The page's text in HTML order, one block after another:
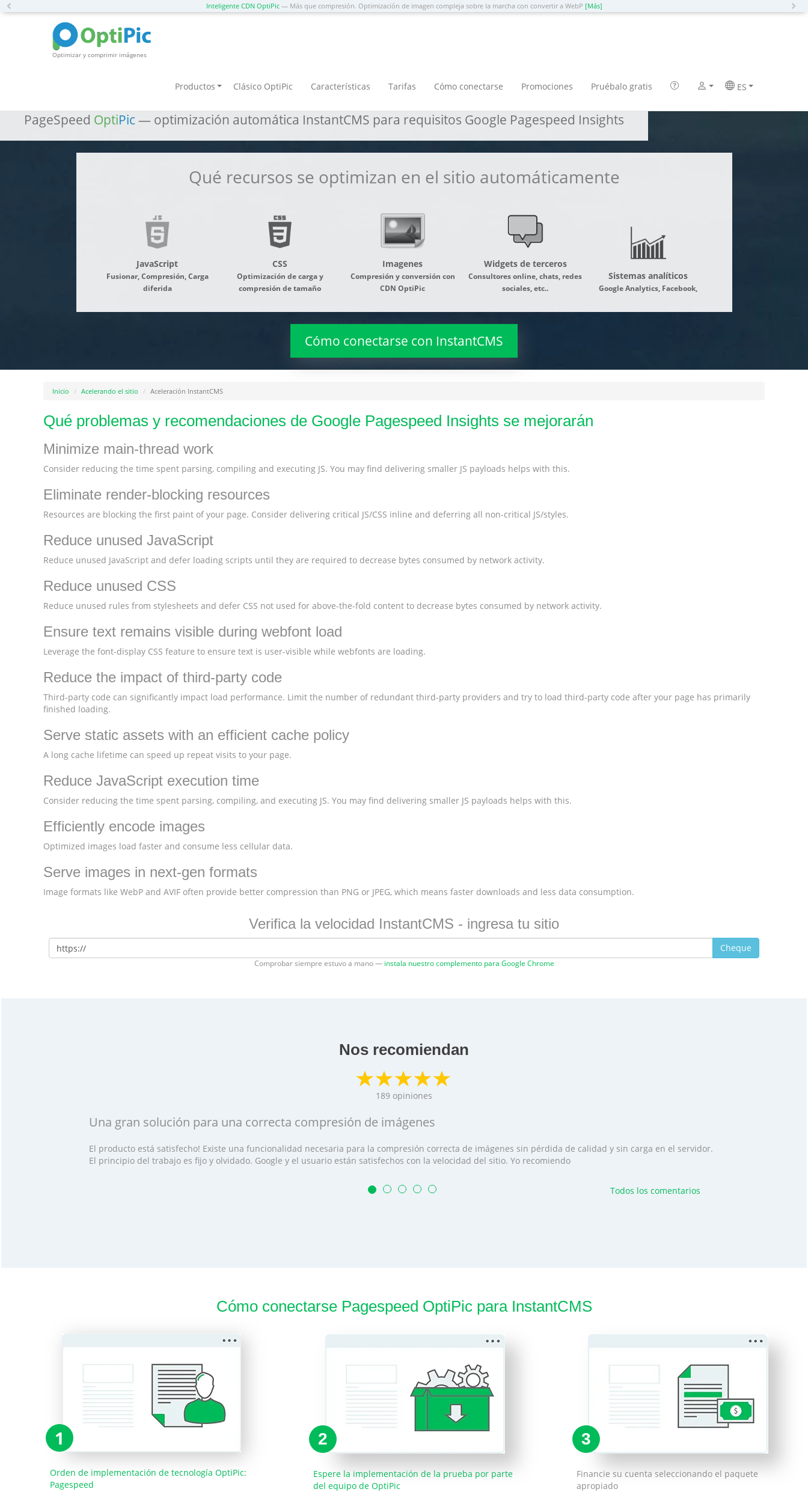
Inteligente CDN OptiPic— Más que compresión. Optimización de imagen compleja sobre la marcha con convertir a WebP [Más]
Optimizar y comprimir imágenes
Productos Clásico OptiPic Características Tarifas Cómo conectarse Promociones Pruébalo gratis ES
Acelere InstantCMS: tecnología probada
PageSpeed OptiPic — optimización automática InstantCMS para requisitos Google Pagespeed Insights
Qué recursos se optimizan en el sitio automáticamente
JavaScript
Fusionar, Compresión, Carga
diferida
CSS
Optimización de carga y
compresión de tamaño
Imagenes
Compresión y conversión con
CDN OptiPic
Widgets de terceros
Consultores online, chats, redes
sociales, etc..
Sistemas analíticos
Google Analytics, Facebook,
Cómo conectarse con InstantCMS
Inicio Acelerando el sitio Aceleración InstantCMS
Qué problemas y recomendaciones de Google Pagespeed Insights se mejorarán
Minimize main-thread work
Consider reducing the time spent parsing, compiling and executing JS. You may find delivering smaller JS payloads helps with this.
Eliminate render-blocking resources
Resources are blocking the first paint of your page. Consider delivering critical JS/CSS inline and deferring all non-critical JS/styles.
Reduce unused JavaScript
Reduce unused JavaScript and defer loading scripts until they are required to decrease bytes consumed by network activity.
Reduce unused CSS
Reduce unused rules from stylesheets and defer CSS not used for above-the-fold content to decrease bytes consumed by network activity.
Ensure text remains visible during webfont load
Leverage the font-display CSS feature to ensure text is user-visible while webfonts are loading.
Reduce the impact of third-party code
Third-party code can significantly impact load performance. Limit the number of redundant third-party providers and try to load third-party code after your page has primarily
finished loading.
Serve static assets with an efficient cache policy
A long cache lifetime can speed up repeat visits to your page.
Reduce JavaScript execution time
Consider reducing the time spent parsing, compiling, and executing JS. You may find delivering smaller JS payloads helps with this.
Efficiently encode images
Optimized images load faster and consume less cellular data.
Serve images in next-gen formats
Image formats like WebP and AVIF often provide better compression than PNG or JPEG, which means faster downloads and less data consumption.
Verifica la velocidad InstantCMS - ingresa tu sitio
Cheque
Comprobar siempre estuvo a mano — instala nuestro complemento para Google Chrome
Nos recomiendan
189 opiniones
Una gran solución para una correcta compresión de imágenes
El producto está satisfecho! Existe una funcionalidad necesaria para la compresión correcta de imágenes sin pérdida de calidad y sin carga en el servidor.
El principio del trabajo es fijo y olvidado. Google y el usuario están satisfechos con la velocidad del sitio. Yo recomiendo
Todos los comentarios
Cómo conectarse Pagespeed OptiPic para InstantCMS
1
Orden de implementación de tecnología OptiPic:
Pagespeed
2
Espere la implementación de la prueba por parte
del equipo de OptiPic
3
Financie su cuenta seleccionando el paquete
apropiado